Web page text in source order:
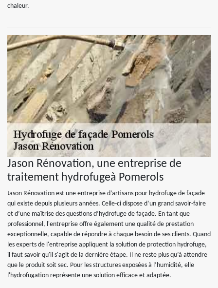
chaleur.
Jason Rénovation, une entreprise de
traitement hydrofugeà Pomerols
Jason Rénovation est une entreprise d’artisans pour hydrofuge de façade
qui existe depuis plusieurs années. Celle-ci dispose d’un grand savoir-faire
et d’une maîtrise des questions d’hydrofuge de façade. En tant que
professionnel, l'entreprise offre également une qualité de prestation
exceptionnelle, capable de répondre à chaque besoin de ses clients. Quand
les experts de l'entreprise appliquent la solution de protection hydrofuge,
il faut savoir qu'il s'agit de la dernière étape. Il ne reste plus qu’à attendre
que le produit soit sec. Pour les structures exposées à l’humidité, elle
l'hydrofugation représente une solution efficace et adaptée.